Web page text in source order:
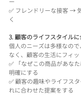
✅ フレンドリーな接客 →
く
3. 顧客のライフスタイル
個人のニーズは多様なの
なく、顧客の生活にフィッ
✅ 「なぜこの商品があな
明確にする
✅ 顧客の趣味やライフス
れに合わせた提案をする